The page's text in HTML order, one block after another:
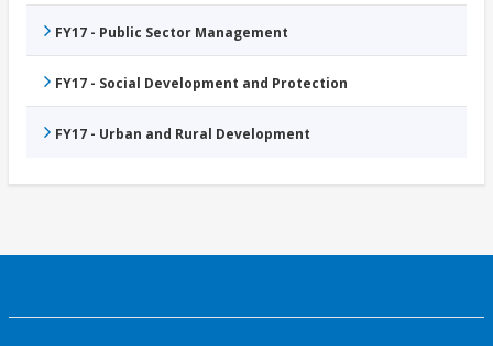
FY17 - Public Sector Management
FY17 - Social Development and Protection
FY17 - Urban and Rural Development